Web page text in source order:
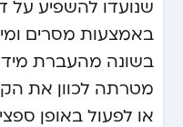
שנועדו להשפיע על
באמצעות מסרים
בשונה מהעברת מידע
מטרתה לכוון את
או לפעול באופן